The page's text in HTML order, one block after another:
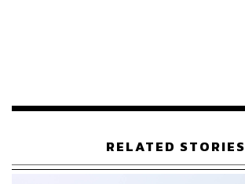
วิธีทำ Slugging ผิวRELATED STORIES